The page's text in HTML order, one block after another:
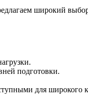
широкий
подготовки.
для широкого